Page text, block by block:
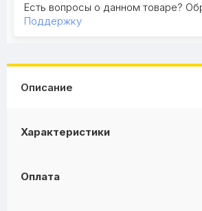
Есть вопросы о данном товаре?
Поддержку
Описание
Характеристики
Оплата